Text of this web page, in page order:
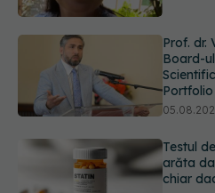
Testul
arăta
chiar
Unde
afară